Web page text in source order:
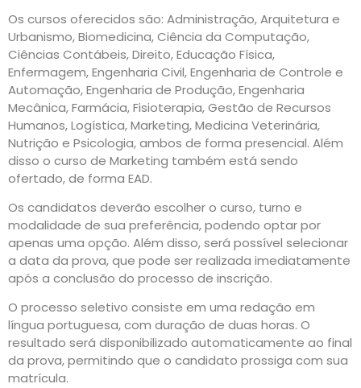
Os cursos oferecidos são: Administração, Arquitetura e
Urbanismo, Biomedicina, Ciência da Computação,
Ciências Contábeis, Direito, Educação Física,
Enfermagem, Engenharia Civil, Engenharia de Controle e
Automação, Engenharia de Produção, Engenharia
Mecânica, Farmácia, Fisioterapia, Gestão de Recursos
Humanos, Logística, Marketing, Medicina Veterinária,
Nutrição e Psicologia, ambos de forma presencial. Além
disso o curso de Marketing também está sendo
ofertado, de forma EAD.
Os candidatos deverão escolher o curso, turno e
modalidade de sua preferência, podendo optar por
apenas uma opção. Além disso, será possível selecionar
a data da prova, que pode ser realizada imediatamente
após a conclusão do processo de inscrição.
O processo seletivo consiste em uma redação em
língua portuguesa, com duração de duas horas. O
resultado será disponibilizado automaticamente ao final
da prova, permitindo que o candidato prossiga com sua
matrícula.